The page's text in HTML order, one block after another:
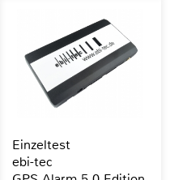
Einzeltest
ebi-tec